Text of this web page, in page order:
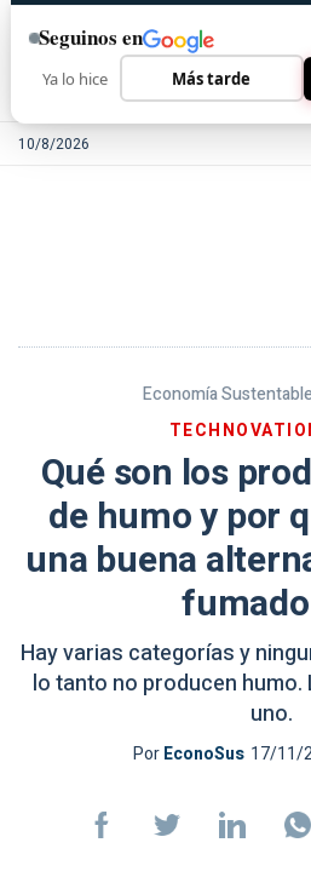
10/8/2026
Economía
Qué son los
de humo y por
una buena
Hay varias categorías y
lo tanto no producen
uno.
PorEconoSus 17/11/
Seguinos en
Ya lo hice Más tarde